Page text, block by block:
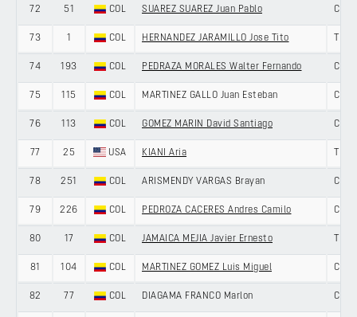
72 51 COL SUAREZ SUAREZ Juan Pablo
73 1 COL HERNANDEZ JARAMILLO Jose Tito
74 193 COL PEDRAZA MORALES Walter Fernando
75 115 COL MARTINEZ GALLO Juan Esteban
76 113 COL GOMEZ MARIN David Santiago
77 25 USA KIANI Aria
78 251 COL ARISMENDY VARGAS Brayan
79 226 COL PEDROZA CACERES Andres Camilo
80 17 COL JAMAICA MEJIA Javier Ernesto
81 104 COL MARTINEZ GOMEZ Luis Miguel
82 77 COL DIAGAMA FRANCO Marlon